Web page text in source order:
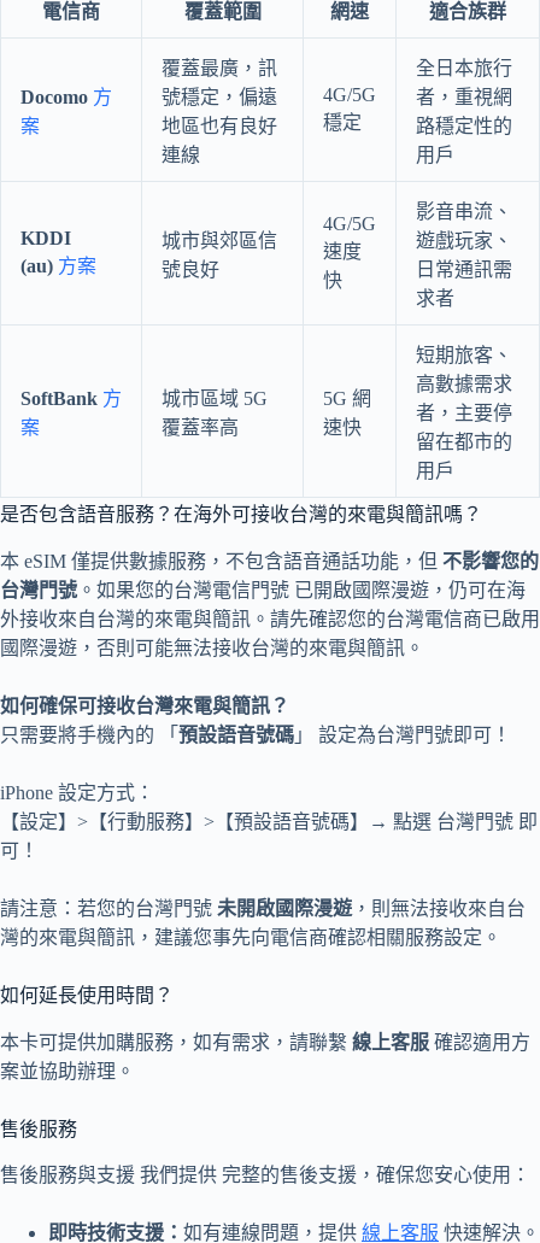
電信商 覆蓋範圍 網速 適合族群
Docomo 方
案
覆蓋最廣，訊
號穩定，偏遠
地區也有良好
連線
4G/5G
穩定
全日本旅行
者，重視網
路穩定性的
用戶
KDDI
(au) 方案
城市與郊區信
號良好
4G/5G
速度
快
影音串流、
遊戲玩家、
日常通訊需
求者
SoftBank 方
案
城市區域 5G
覆蓋率高
5G 網
速快
短期旅客、
高數據需求
者，主要停
留在都市的
用戶
是否包含語音服務？在海外可接收台灣的來電與簡訊嗎？
本 eSIM 僅提供數據服務，不包含語音通話功能，但 不影響您的
台灣門號 。如果您的台灣電信門號 已開啟國際漫遊，仍可在海
外接收來自台灣的來電與簡訊。請先確認您的台灣電信商已啟用
國際漫遊，否則可能無法接收台灣的來電與簡訊。
如何確保可接收台灣來電與簡訊？
只需要將手機內的 「 預設語音號碼 」 設定為台灣門號即可！
iPhone 設定方式：
【設定】>【行動服務】>【預設語音號碼】→ 點選 台灣門號 即
可！
請注意：若您的台灣門號 未開啟國際漫遊 ，則無法接收來自台
灣的來電與簡訊，建議您事先向電信商確認相關服務設定。
如何延長使用時間？
本卡可提供加購服務，如有需求，請聯繫 線上客服 確認適用方
案並協助辦理。
售後服務
售後服務與支援 我們提供 完整的售後支援，確保您安心使用：
即時技術支援： 如有連線問題，提供 線上客服 快速解決。